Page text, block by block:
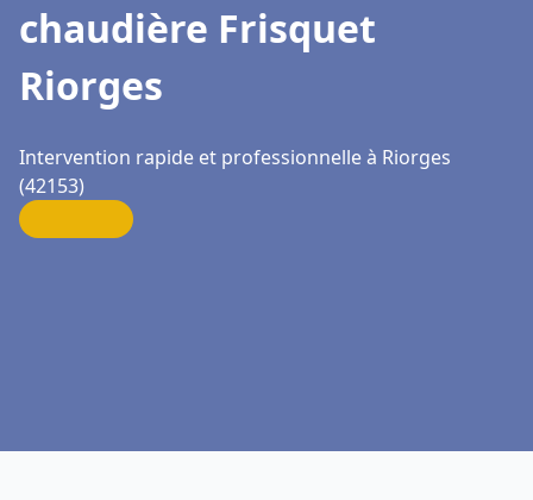
chaudière Frisquet
Riorges
Intervention rapide et professionnelle à Riorges
(42153)